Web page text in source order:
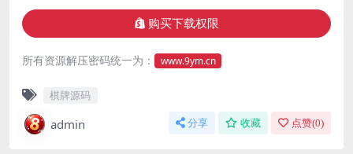
购买下载权限
所有资源解压密码统一为： www.9ym.cn
棋牌源码
admin 分享 收藏 点赞(0)